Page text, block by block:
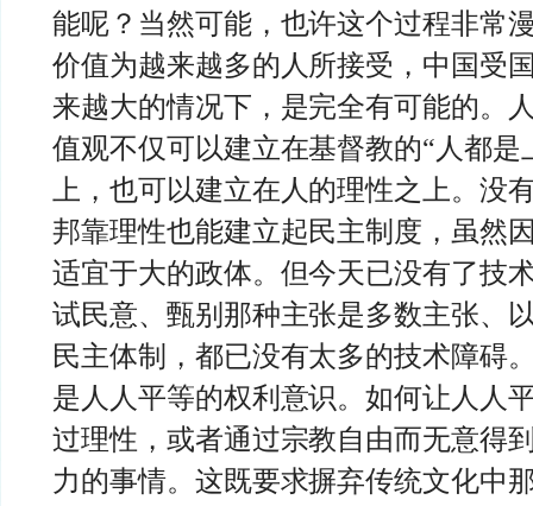
能呢？当然可能，也许这个过程非常
价值为越来越多的人所接受，中国受
来越大的情况下，是完全有可能的。
值观不仅可以建立在基督教的“人都是
上，也可以建立在人的理性之上。没
邦靠理性也能建立起民主制度，虽然
适宜于大的政体。但今天已没有了技
试民意、甄别那种主张是多数主张、
民主体制，都已没有太多的技术障碍
是人人平等的权利意识。如何让人人
过理性，或者通过宗教自由而无意得
力的事情。这既要求摒弃传统文化中